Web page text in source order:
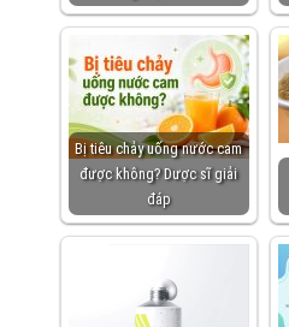
Bị tiêu chảy uống nước cam
được không? Dược sĩ giải
đáp